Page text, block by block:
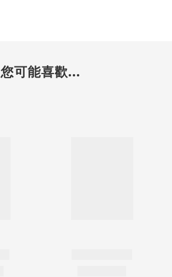
您可能喜歡...